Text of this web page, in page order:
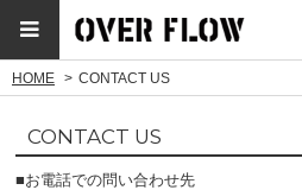
HOME CONTACT US
CONTACT US
■お電話での問い合わせ先